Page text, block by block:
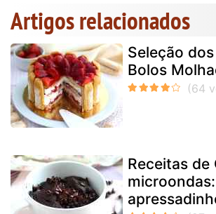
Artigos relacionados
Seleção
Bolos
Receitas de